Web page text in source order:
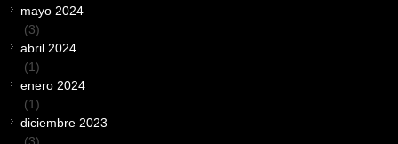
mayo 2024
(3)
abril 2024
(1)
enero 2024
(1)
diciembre 2023
(3)